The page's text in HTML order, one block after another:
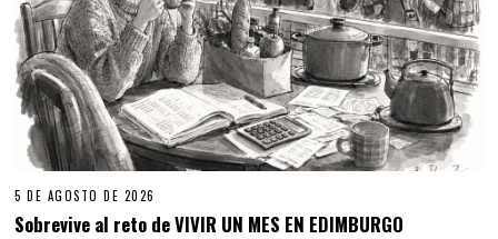
5 DE AGOSTO DE 2026
Sobrevive al reto de VIVIR UN MES EN EDIMBURGO